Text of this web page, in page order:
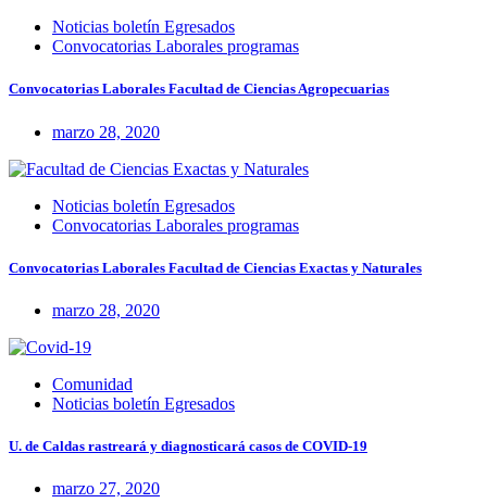
Noticias boletín Egresados
Convocatorias Laborales programas
Convocatorias Laborales Facultad de Ciencias Agropecuarias
marzo 28, 2020
Noticias boletín Egresados
Convocatorias Laborales programas
Convocatorias Laborales Facultad de Ciencias Exactas y Naturales
marzo 28, 2020
Comunidad
Noticias boletín Egresados
U. de Caldas rastreará y diagnosticará casos de COVID-19
marzo 27, 2020